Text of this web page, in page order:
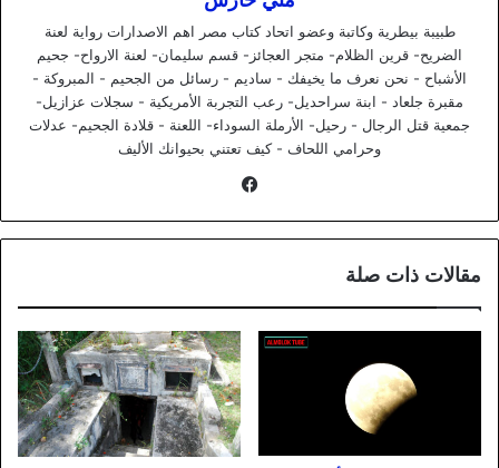
طبيبة بيطرية وكاتبة وعضو اتحاد كتاب مصر اهم الاصدارات رواية لعنة
الضريح- قرين الظلام- متجر العجائز- قسم سليمان- لعنة الارواح- جحيم
الأشباح - نحن نعرف ما يخيفك - ساديم - رسائل من الجحيم - المبروكة -
مقبرة جلعاد - ابنة سراحديل- رعب التجربة الأمريكية - سجلات عزازيل-
جمعية قتل الرجال - رحيل- الأرملة السوداء- اللعنة - قلادة الجحيم- عدلات
وحرامي اللحاف - كيف تعتني بحيوانك الأليف
مقالات ذات صلة